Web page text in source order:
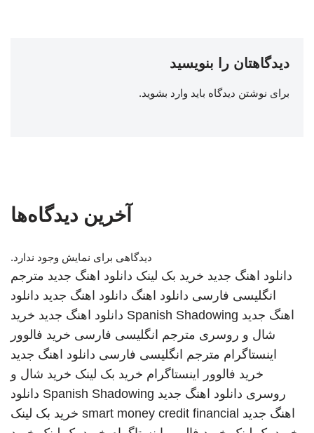
دیدگاهتان را بنویسید
برای نوشتن دیدگاه باید وارد بشوید.
آخرین دیدگاه‌ها
دیدگاهی برای نمایش وجود ندارد.
دانلود اهنگ جدید خرید بک لینک دانلود اهنگ جدید مترجم
انگلیسی فارسی دانلود اهنگ دانلود اهنگ جدید دانلود
اهنگ جدید Spanish Shadowing دانلود اهنگ جدید خرید
شال و روسری مترجم انگلیسی فارسی خرید فالوور
اینستاگرام مترجم انگلیسی فارسی دانلود اهنگ جدید
خرید فالوور اینستاگرام خرید بک لینک خرید شال و
روسری دانلود اهنگ جدید Spanish Shadowing دانلود
اهنگ جدید smart money credit financial خرید بک لینک